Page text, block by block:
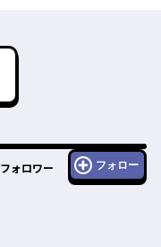
フォロワー フォロー